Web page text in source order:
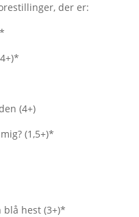
der er:
(4+)
(1,5+)*
blå hest (3+)*